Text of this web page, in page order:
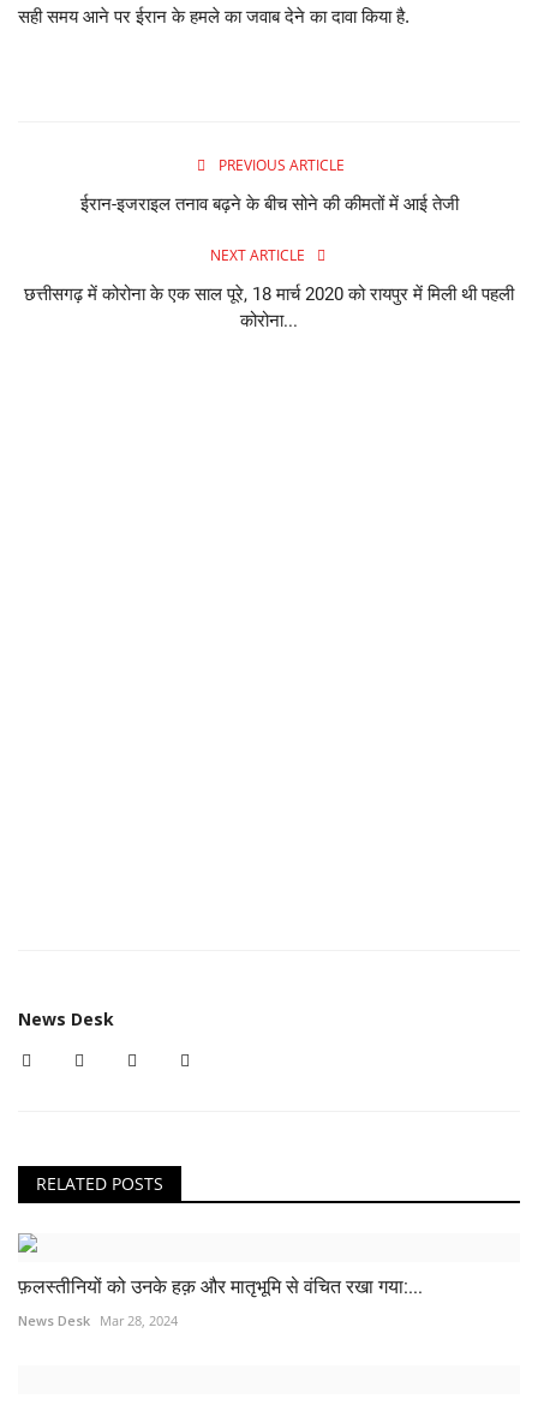
सही समय आने पर ईरान के हमले का जवाब देने का दावा किया है.
PREVIOUS ARTICLE
ईरान-इजराइल तनाव बढ़ने के बीच सोने की कीमतों में आई तेजी
NEXT ARTICLE
छत्तीसगढ़ में कोरोना के एक साल पूरे, 18 मार्च 2020 को रायपुर में मिली थी पहली
कोरोना...
News Desk
RELATED POSTS
फ़लस्तीनियों को उनके हक़ और मातृभूमि से वंचित रखा गया:...
News Desk Mar 28, 2024